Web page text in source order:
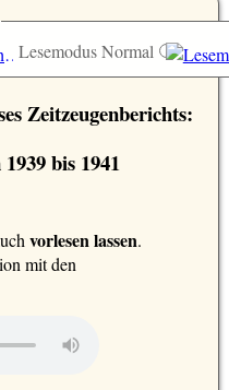
Lesemodus Normal
Zeitzeugenberichts:
bis 1941
vorlesen lassen.
mit den